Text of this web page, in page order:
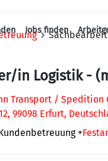
Jobs finden
in Logistik -
Transport / Spedition
99098 Erfurt,
+